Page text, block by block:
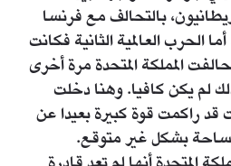
بالتحالف مع فرنسا
الحرب العالمية الثانية فكانت
المملكة المتحدة مرة أخرى
لم يكن كافيا. وهنا دخلت
قد راكمت قوة كبيرة بعيدا عن
بشكل غير متوقع.